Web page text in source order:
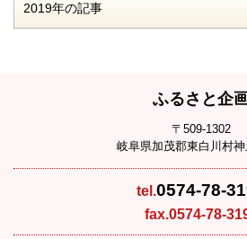
2019年の記事
ふるさと企
〒509-1302
岐阜県加茂郡東白川村
tel.0574-78-
fax.0574-78-